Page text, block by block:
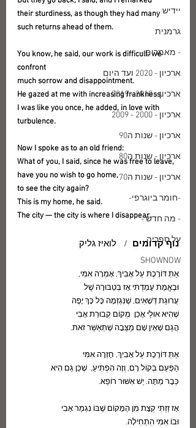
יידיש
גרמנית
- מאמרים -
ארכיון - 2020 ועד היום
ארכיון - 2010 - 2019
ארכיון - 2000 - 2009
ארכיון - שנות ה90
ארכיון - שנות ה80
ארכיון - שנות ה70
-חומר ביוגרפי-
- מה חדש -
על ספריה
SHOWNOW
their sturdiness, as though they had many
such returns ahead of them.
You know, he said, our work is difficult: we
confront
much sorrow and disappointment.
He gazed at me with increasing frankness.
I was like you once, he added, in love with
turbulence.
Now I spoke as to an old friend:
What of  you, I said, since he was free to leave,
have you no wish to go home,
to see the city again?
This is my home, he said.
The city — the city is where I disappear.
נוף קדומים
  /   לואיז גליק
אַתְּ דּוֹרֶכֶת עַל אָבִיךְ, אָמְרָה אִמִּי,
וּבֶאֱמֶת עָמַדְתִּי אָז בְּטַבּוּרָהּ שֶׁל
עֲרוּגַת דְּשָׁאִים, שֶׁנִּגְזְמָה כָּל כָּךְ יָפֶה
שֶׁהִיא אוּלַי אָכֵן  מְקוֹם קְבוּרַת אָבִי
הֲגַם שֶׁאֵין שָׁם מַצֵּבָה שֶׁתְּאַשֵּׁר זֹאת.
אַתְּ דּוֹרֶכֶת עַל אָבִיךְ, חָזְרָה אִמִּי
הַפַּעַם בְּקוֹל רָם, וְזֶה הִפְתִּיעַ,  שֶׁכֵּן גַּם הִיא
כְּבָר מֵתָה. יֵשׁ אִשּׁוּר רוֹפֵא.
אָז זַזְתִּי קְצָת מִן הַמָּקוֹם שֶׁבּוֹ נִגְמַר אָבִי
וּבוֹ אִמִּי הִתְחִילָה.